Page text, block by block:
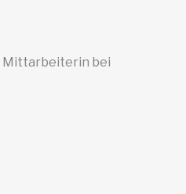
Mittarbeiterin bei